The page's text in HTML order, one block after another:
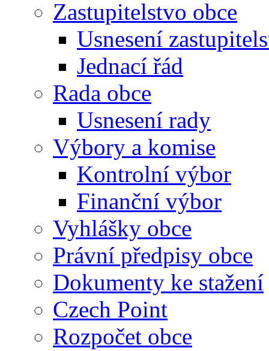
Zastupitelstvo obce
Usnesení
Jednací řád
Rada obce
Usnesení rady
Výbory a komise
Kontrolní výbor
Finanční výbor
Vyhlášky obce
Právní předpisy obce
Dokumenty ke stažení
Czech Point
Rozpočet obce